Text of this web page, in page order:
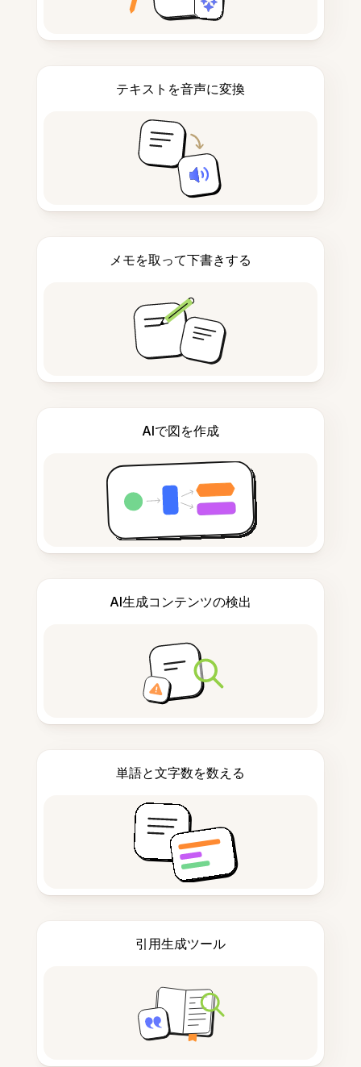
テキストを音声に変換
メモを取って下書きする
AIで図を作成
AI生成コンテンツの検出
単語と文字数を数える
引用生成ツール